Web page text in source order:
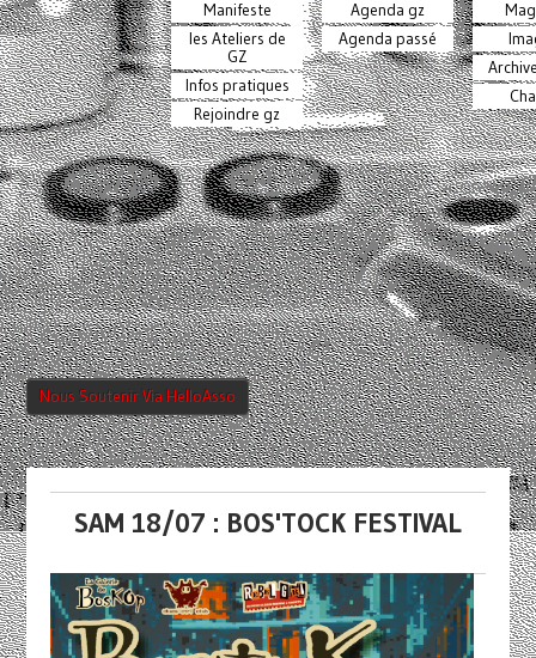
Manifeste
les Ateliers de
GZ
Infos pratiques
Rejoindre gz
Agenda gz
Agenda passé
Nous Soutenir Via HelloAsso
SAM 18/07 : BOS'TOCK FESTIVAL